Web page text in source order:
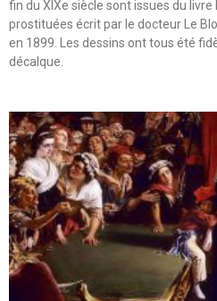
fin du XIXe siècle sont issues du
prostituées écrit par le docteur Le
en 1899. Les dessins ont tous été
décalque.